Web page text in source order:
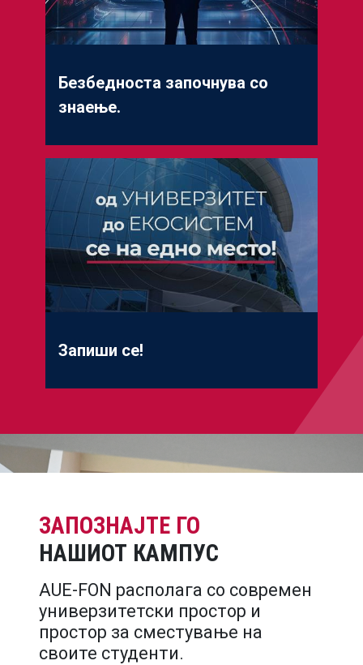
Безбедноста започнува со
знаење.
Запиши се!
ЗАПОЗНАЈТЕ ГО
НАШИОТ КАМПУС
AUE-FON располага со современ
универзитетски простор и
простор за сместување на
своите студенти.